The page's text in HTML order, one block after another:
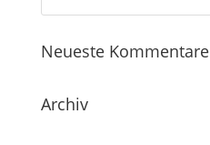
Neueste Kommentare
Archiv